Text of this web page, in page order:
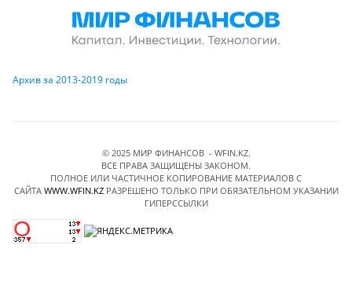
Архив за 2013-2019 годы
© 2025 МИР ФИНАНСОВ - WFIN.KZ.
ВСЕ ПРАВА ЗАЩИЩЕНЫ ЗАКОНОМ.
ПОЛНОЕ ИЛИ ЧАСТИЧНОЕ КОПИРОВАНИЕ МАТЕРИАЛОВ C
САЙТА WWW.WFIN.KZРАЗРЕШЕНО ТОЛЬКО ПРИ ОБЯЗАТЕЛЬНОМ УКАЗАНИИ
ГИПЕРССЫЛКИ